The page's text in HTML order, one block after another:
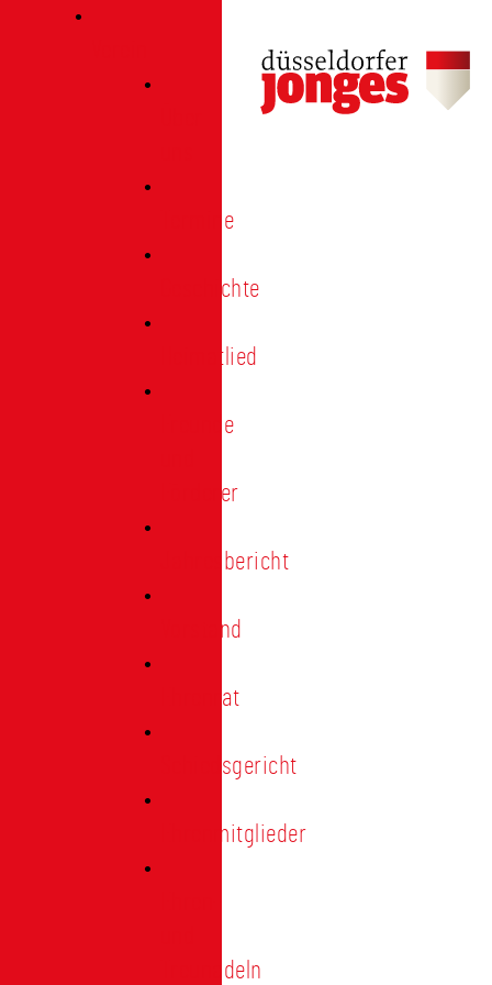
Termine
Geschichte
Heimatlied
Freunde
Förderer
Jahresbericht
Vorstand
Ehrenrat
Schiedsgericht
Ehrenmitglieder
Treunadeln